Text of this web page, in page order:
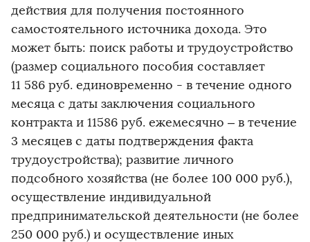
действия для получения постоянного
самостоятельного источника дохода. Это
может быть: поиск работы и трудоустройство
(размер социального пособия составляет
11 586 руб. единовременно - в течение одного
месяца с даты заключения социального
контракта и 11586 руб. ежемесячно – в течение
3 месяцев с даты подтверждения факта
трудоустройства); развитие личного
подсобного хозяйства (не более 100 000 руб.),
осуществление индивидуальной
предпринимательской деятельности (не более
250 000 руб.) и осуществление иных